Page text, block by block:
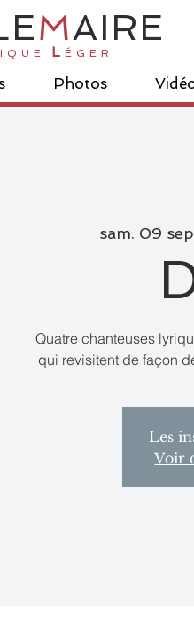
MAIRE
LÉGER
Photos
sam. 09
Quatre chanteuses
qui revisitent de façon
Les
Voir